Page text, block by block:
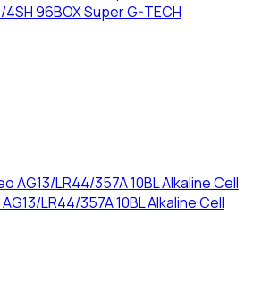
96BOX Super G-TECH
LR44/357A 10BL Alkaline Cell